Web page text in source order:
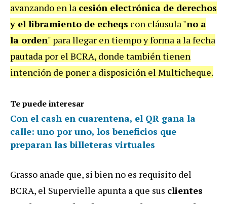
avanzando en la cesión electrónica de derechos
y el libramiento de echeqs con cláusula "no a
la orden" para llegar en tiempo y forma a la fecha
pautada por el BCRA, donde también tienen
intención de poner a disposición el Multicheque.
Te puede interesar
Con el cash en cuarentena, el QR gana la
calle: uno por uno, los beneficios que
preparan las billeteras virtuales
Grasso añade que, si bien no es requisito del
BCRA, el Supervielle apunta a que sus clientes